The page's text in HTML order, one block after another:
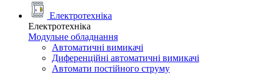
Електротехніка
Електротехніка
Модульне обладнання
Автоматичні вимикачі
Диференційні автоматичні вимикачі
Автомати постійного струму